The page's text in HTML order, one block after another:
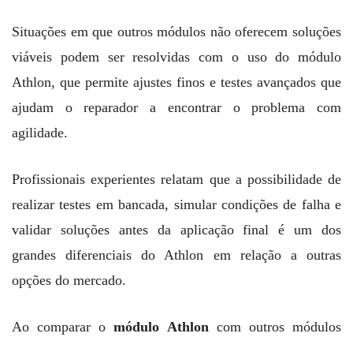
Situações em que outros módulos não oferecem soluções
viáveis podem ser resolvidas com o uso do módulo
Athlon, que permite ajustes finos e testes avançados que
ajudam o reparador a encontrar o problema com
agilidade.
Profissionais experientes relatam que a possibilidade de
realizar testes em bancada, simular condições de falha e
validar soluções antes da aplicação final é um dos
grandes diferenciais do Athlon em relação a outras
opções do mercado.
Ao comparar omódulo Athlon com outros módulos